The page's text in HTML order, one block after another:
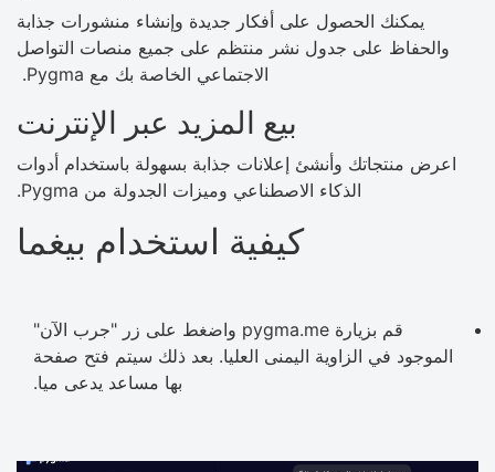
يمكنك الحصول على أفكار جديدة وإنشاء منشورات جذابة
والحفاظ على جدول نشر منتظم على جميع منصات التواصل
الاجتماعي الخاصة بك مع Pygma.
بيع المزيد عبر الإنترنت
اعرض منتجاتك وأنشئ إعلانات جذابة بسهولة باستخدام أدوات
الذكاء الاصطناعي وميزات الجدولة من Pygma.
كيفية استخدام بيغما
قم بزيارة pygma.me واضغط على زر "جرب الآن"
الموجود في الزاوية اليمنى العليا. بعد ذلك سيتم فتح صفحة
بها مساعد يدعى ميا.